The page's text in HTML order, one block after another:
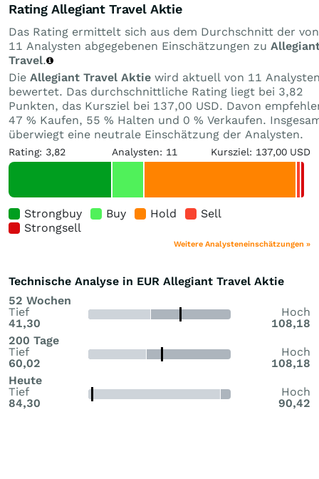
Rating Allegiant Travel Aktie
Das Rating ermittelt sich aus dem Durchschnitt der von
11 Analysten abgegebenen Einschätzungen zu
Travel.
Die Allegiant Travel Aktie wird aktuell von 11
bewertet. Das durchschnittliche Rating liegt bei 3,82
Punkten, das Kursziel bei 137,00 USD. Davon
47 % Kaufen, 55 % Halten und 0 % Verkaufen.
überwiegt eine neutrale Einschätzung der Analysten.
Rating: 3,82 Analysten: 11 Kursziel: 137,00 USD
Strongbuy Buy Hold
Sell
Strongsell
Weitere Analysteneinschätzungen »
Technische Analyse in EUR Allegiant Travel Aktie
52 Wochen
Tief
41,30
Hoch
108,18
200 Tage
Tief
60,02
Hoch
108,18
Heute
Tief
84,30
Hoch
90,42